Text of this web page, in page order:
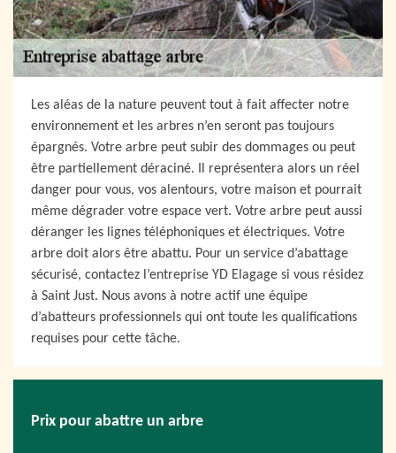
Les aléas de la nature peuvent tout à fait affecter notre
environnement et les arbres n’en seront pas toujours
épargnés. Votre arbre peut subir des dommages ou peut
être partiellement déraciné. Il représentera alors un réel
danger pour vous, vos alentours, votre maison et pourrait
même dégrader votre espace vert. Votre arbre peut aussi
déranger les lignes téléphoniques et électriques. Votre
arbre doit alors être abattu. Pour un service d’abattage
sécurisé, contactez l’entreprise YD Elagage si vous résidez
à Saint Just. Nous avons à notre actif une équipe
d’abatteurs professionnels qui ont toute les qualifications
requises pour cette tâche.
Prix pour abattre un arbre